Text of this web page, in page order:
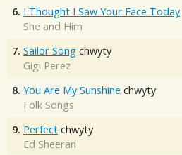
6. I Thought I Saw Your Face Today
She and Him
7. Sailor Song chwyty
Gigi Perez
8. You Are My Sunshine chwyty
Folk Songs
9. Perfect chwyty
Ed Sheeran